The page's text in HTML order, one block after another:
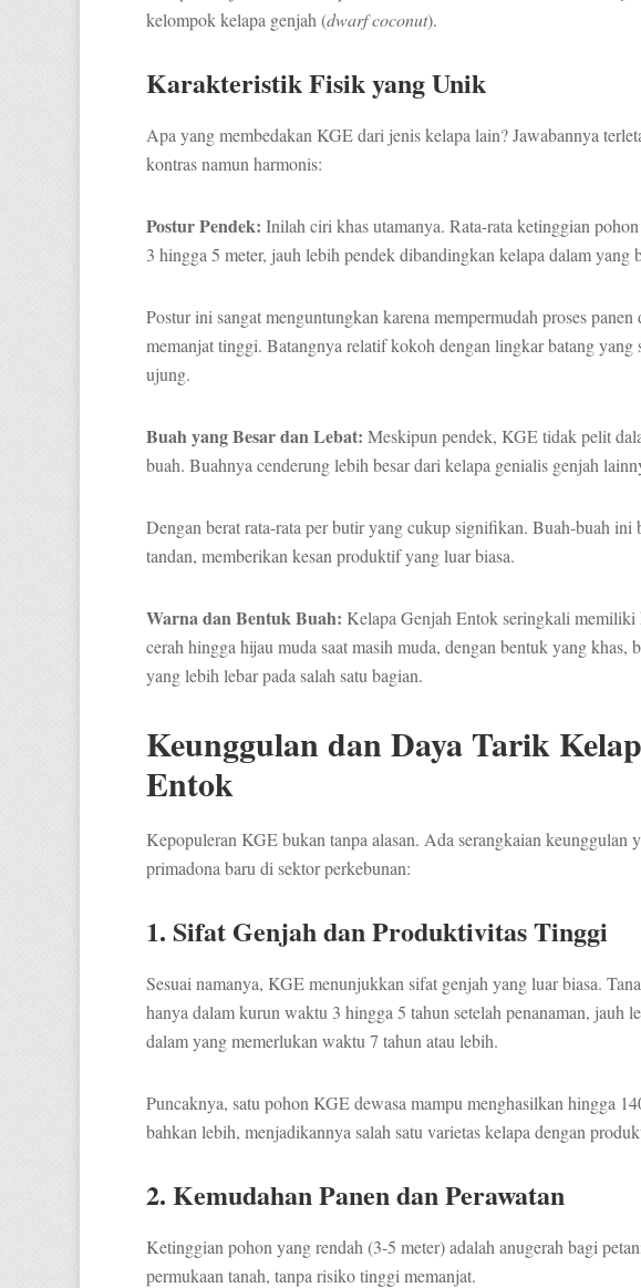
kelompok kelapa genjah (dwarf coconut).
Karakteristik Fisik yang Unik
Apa yang membedakan KGE dari jenis kelapa lain? Jawabannya
kontras namun harmonis:
Postur Pendek: Inilah ciri khas utamanya. Rata-rata ketinggian
3 hingga 5 meter, jauh lebih pendek dibandingkan kelapa dalam yang
Postur ini sangat menguntungkan karena mempermudah proses panen
memanjat tinggi. Batangnya relatif kokoh dengan lingkar batang yang
ujung.
Buah yang Besar dan Lebat: Meskipun pendek, KGE tidak pelit
buah. Buahnya cenderung lebih besar dari kelapa genialis genjah
Dengan berat rata-rata per butir yang cukup signifikan. Buah-buah ini
tandan, memberikan kesan produktif yang luar biasa.
Warna dan Bentuk Buah: Kelapa Genjah Entok seringkali
cerah hingga hijau muda saat masih muda, dengan bentuk yang khas,
yang lebih lebar pada salah satu bagian.
Keunggulan dan Daya Tarik
Entok
Kepopuleran KGE bukan tanpa alasan. Ada serangkaian keunggulan
primadona baru di sektor perkebunan:
1. Sifat Genjah dan Produktivitas Tinggi
Sesuai namanya, KGE menunjukkan sifat genjah yang luar biasa.
hanya dalam kurun waktu 3 hingga 5 tahun setelah penanaman, jauh
dalam yang memerlukan waktu 7 tahun atau lebih.
Puncaknya, satu pohon KGE dewasa mampu menghasilkan hingga
bahkan lebih, menjadikannya salah satu varietas kelapa dengan
2. Kemudahan Panen dan Perawatan
Ketinggian pohon yang rendah (3-5 meter) adalah anugerah bagi
permukaan tanah, tanpa risiko tinggi memanjat.